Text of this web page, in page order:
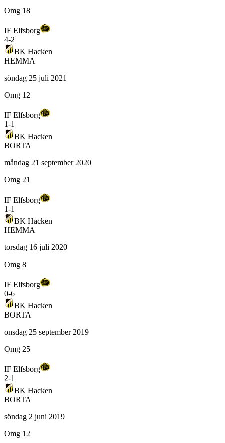
Omg 18
IF Elfsborg
4-2
BK Hacken
HEMMA
söndag 25 juli 2021
Omg 12
IF Elfsborg
1-1
BK Hacken
BORTA
måndag 21 september 2020
Omg 21
IF Elfsborg
1-1
BK Hacken
HEMMA
torsdag 16 juli 2020
Omg 8
IF Elfsborg
0-6
BK Hacken
BORTA
onsdag 25 september 2019
Omg 25
IF Elfsborg
2-1
BK Hacken
BORTA
söndag 2 juni 2019
Omg 12